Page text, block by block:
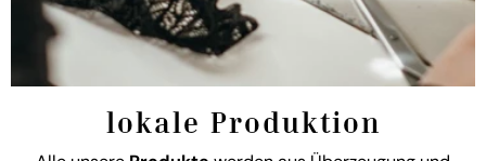
lokale Produktion